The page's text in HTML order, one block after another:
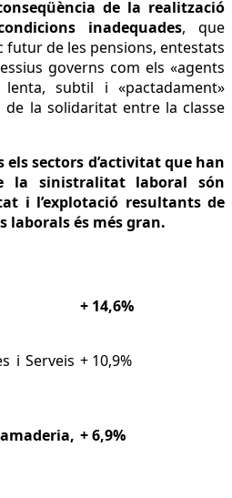
de la realització
inadequades, que
futur de les pensions, entestats
governs com els «agents
subtil i «pactadament»
la solidaritat entre la classe
els sectors d’activitat que han
la sinistralitat laboral són
i l’explotació resultants de
laborals és més gran.
+ 14,6%
i Serveis + 10,9%
+ 6,9%